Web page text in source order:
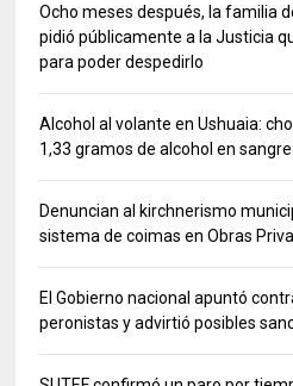
Ocho meses después, la familia
pidió públicamente a la Justicia
para poder despedirlo
Alcohol al volante en Ushuaia:
1,33 gramos de alcohol en sangre
Denuncian al kirchnerismo
sistema de coimas en Obras
El Gobierno nacional apuntó
peronistas y advirtió posibles